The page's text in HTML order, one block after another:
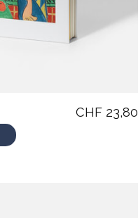
CHF 23,80